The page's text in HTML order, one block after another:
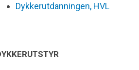
Dykkerutdanningen, HVL